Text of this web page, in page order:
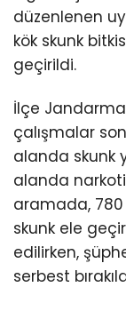
düzenlenen
kök skunk
geçirildi.
İlçe Jandarma
çalışmalar
alanda skunk
alanda
aramada, 780
skunk ele
edilirken,
serbest